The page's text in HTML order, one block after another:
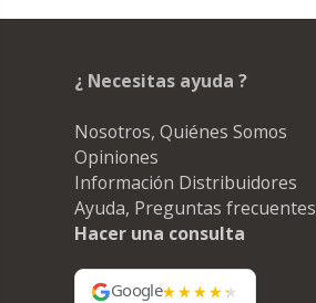
¿ Necesitas ayuda ?
Nosotros, Quiénes Somos
Opiniones
Información Distribuidores
Ayuda, Preguntas frecuentes
Hacer una consulta
Google